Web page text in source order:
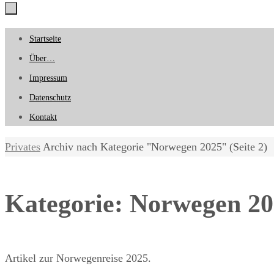
Zum
Inhalt
springen
Startseite
Über…
Impressum
Datenschutz
Kontakt
Start
Privates Archiv nach Kategorie "Norwegen 2025" (Seite 2)
Kategorie: Norwegen
Artikel zur Norwegenreise 2025.